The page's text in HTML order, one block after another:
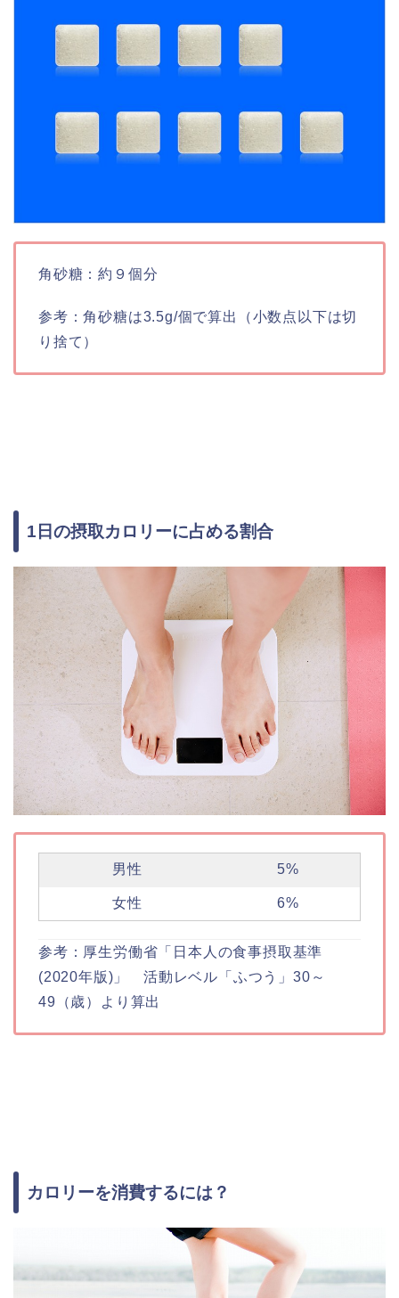
角砂糖：約９個分
参考：角砂糖は3.5g/個で算出（小数点以下は切
り捨て）
1日の摂取カロリーに占める割合
男性 5%
女性 6%
参考：厚生労働省「日本人の食事摂取基準
(2020年版)」 活動レベル「ふつう」30～
49（歳）より算出
カロリーを消費するには？